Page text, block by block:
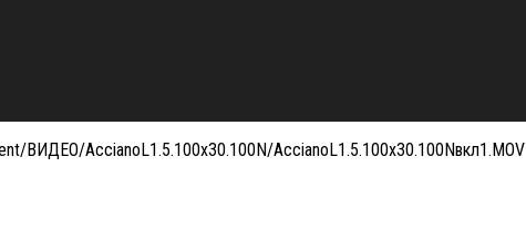
ВИДЕО/AccianoL1.5.100x30.100N/AccianoL1.5.100x30.100Nвкл1.MOV